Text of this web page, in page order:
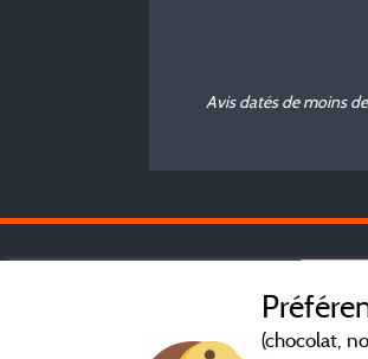
Avis datés de moins
(chocolat,